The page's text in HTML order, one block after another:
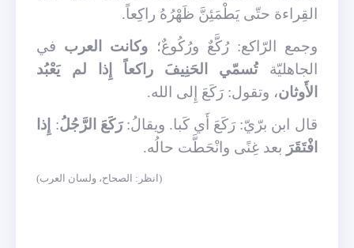
القِراءة حتّى يَطْمَئِنَّ ظَهْرُهُ راكِعاً.
وجمع الرّاكع: رُكَّعٌ ورُكُوعٌ؛ وكانت العرب في
الجاهليّةتُسمّي الحَنِيفَ راكعاً إِذا لم يَعْبُد
الأَوثان، وتقول: رَكَعَ إِلى الله.
قال ابن برّيّ: رَكَعَ أَي كَبا. ويقالُ:رَكَعَ الرَّجُلُ: إِذا
افْتَقَرَ بعد غِنًى وانْحَطَّت حالُه.
(انظر: الصحاح، ولسان العرب)